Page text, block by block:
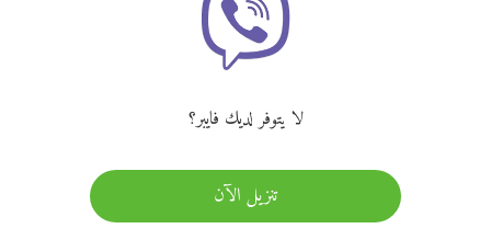
لا يتوفر لديك فايبر؟
تنزيل الآن